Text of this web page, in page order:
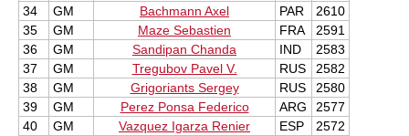
34
GM Bachmann Axel PAR
2610
35
GM Maze Sebastien FRA
2591
36
GM Sandipan Chanda IND
2583
37
GM Tregubov Pavel V. RUS
2582
38
GM Grigoriants Sergey RUS
2580
39
GM Perez Ponsa Federico ARG
2577
40
GM Vazquez Igarza Renier ESP
2572